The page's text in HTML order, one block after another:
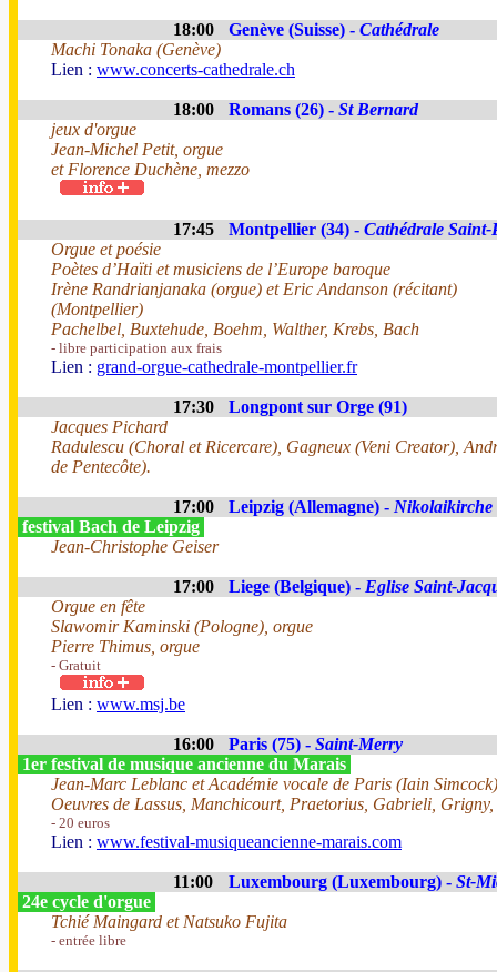
18:00 Genève (Suisse) - Cathédrale
Machi Tonaka (Genève)
Lien : www.concerts-cathedrale.ch
18:00 Romans (26) - St Bernard
jeux d'orgue
Jean-Michel Petit, orgue
et Florence Duchène, mezzo
17:45 Montpellier (34) - Cathédrale Saint-
Orgue et poésie
Poètes d’Haïti et musiciens de l’Europe baroque
Irène Randrianjanaka (orgue) et Eric Andanson (récitant)
(Montpellier)
Pachelbel, Buxtehude, Boehm, Walther, Krebs, Bach
- libre participation aux frais
Lien : grand-orgue-cathedrale-montpellier.fr
17:30
Longpont sur Orge (91)
Jacques Pichard
Radulescu (Choral et Ricercare), Gagneux (Veni Creator),
de Pentecôte).
17:00 Leipzig (Allemagne) - Nikolaikirche
festival Bach de Leipzig
Jean-Christophe Geiser
17:00 Liege (Belgique) - Eglise Saint-
Orgue en fête
Slawomir Kaminski (Pologne), orgue
Pierre Thimus, orgue
- Gratuit
Lien : www.msj.be
16:00 Paris (75) - Saint-Merry
1er festival de musique ancienne du Marais
Jean-Marc Leblanc et Académie vocale de Paris (Iain Simcock)
Oeuvres de Lassus, Manchicourt, Praetorius, Gabrieli,
- 20 euros
Lien : www.festival-musiqueancienne-marais.com
11:00 Luxembourg (Luxembourg) - St-
24e cycle d'orgue
Tchié Maingard et Natsuko Fujita
- entrée libre